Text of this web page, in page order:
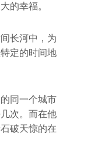
的幸福。
长河中，为
定的时间地
同一个城市
次。而在他
破天惊的在